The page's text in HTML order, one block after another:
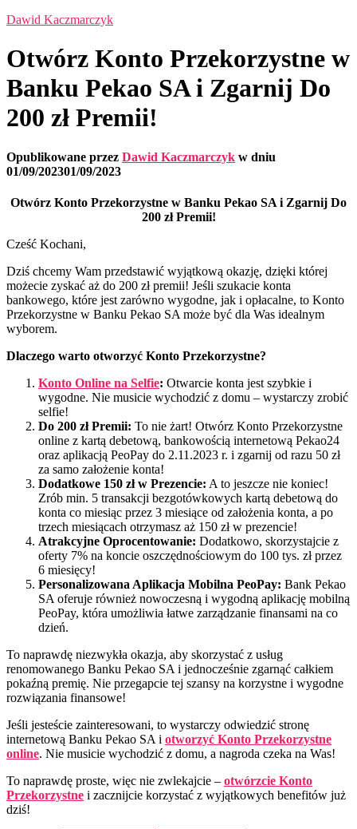
Dawid Kaczmarczyk
Otwórz Konto Przekorzystne w
Banku Pekao SA i Zgarnij Do
200 zł Premii!
Opublikowane przez Dawid Kaczmarczyk w dniu
01/09/202301/09/2023
Otwórz Konto Przekorzystne w Banku Pekao SA i Zgarnij Do
200 zł Premii!
Cześć Kochani,
Dziś chcemy Wam przedstawić wyjątkową okazję, dzięki której
możecie zyskać aż do 200 zł premii! Jeśli szukacie konta
bankowego, które jest zarówno wygodne, jak i opłacalne, to Konto
Przekorzystne w Banku Pekao SA może być dla Was idealnym
wyborem.
Dlaczego warto otworzyć Konto Przekorzystne?
Konto Online na Selfie: Otwarcie konta jest szybkie i
wygodne. Nie musicie wychodzić z domu – wystarczy zrobić
selfie!
Do 200 zł Premii: To nie żart! Otwórz Konto Przekorzystne
online z kartą debetową, bankowością internetową Pekao24
oraz aplikacją PeoPay do 2.11.2023 r. i zgarnij od razu 50 zł
za samo założenie konta!
Dodatkowe 150 zł w Prezencie: A to jeszcze nie koniec!
Zrób min. 5 transakcji bezgotówkowych kartą debetową do
konta co miesiąc przez 3 miesiące od założenia konta, a po
trzech miesiącach otrzymasz aż 150 zł w prezencie!
Atrakcyjne Oprocentowanie: Dodatkowo, skorzystajcie z
oferty 7% na koncie oszczędnościowym do 100 tys. zł przez
6 miesięcy!
Personalizowana Aplikacja Mobilna PeoPay: Bank Pekao
SA oferuje również nowoczesną i wygodną aplikację mobilną
PeoPay, która umożliwia łatwe zarządzanie finansami na co
dzień.
To naprawdę niezwykła okazja, aby skorzystać z usług
renomowanego Banku Pekao SA i jednocześnie zgarnąć całkiem
pokaźną premię. Nie przegapcie tej szansy na korzystne i wygodne
rozwiązania finansowe!
Jeśli jesteście zainteresowani, to wystarczy odwiedzić stronę
internetową Banku Pekao SA i otworzyć Konto Przekorzystne
online. Nie musicie wychodzić z domu, a nagroda czeka na Was!
To naprawdę proste, więc nie zwlekajcie – otwórzcie Konto
Przekorzystne i zacznijcie korzystać z wyjątkowych benefitów już
dziś!